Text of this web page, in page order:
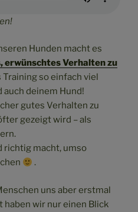
Hunden macht es
erwünschtes Verhalten zu
Training so einfach viel
auch deinem Hund!
gutes Verhalten zu
gezeigt wird – als
richtig macht, umso
.
uns aber erstmal
wir nur einen Blick